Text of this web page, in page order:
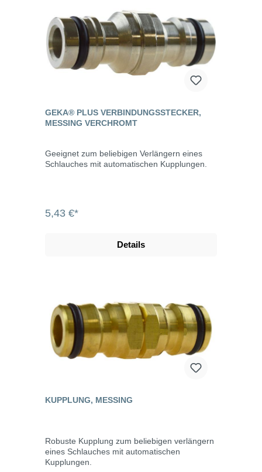
GEKA® PLUS VERBINDUNGSSTECKER,
MESSING VERCHROMT
Geeignet zum beliebigen Verlängern eines
Schlauches mit automatischen Kupplungen.
5,43 €*
Details
KUPPLUNG, MESSING
Robuste Kupplung zum beliebigen verlängern
eines Schlauches mit automatischen
Kupplungen.